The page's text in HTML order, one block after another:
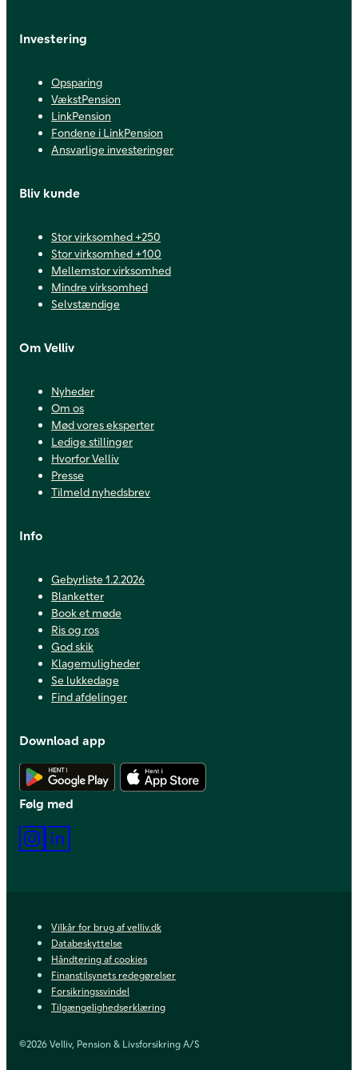
Investering
Opsparing
VækstPension
LinkPension
Fondene i LinkPension
Ansvarlige investeringer
Bliv kunde
Stor virksomhed +250
Stor virksomhed +100
Mellemstor virksomhed
Mindre virksomhed
Selvstændige
Om Velliv
Nyheder
Om os
Mød vores eksperter
Ledige stillinger
Hvorfor Velliv
Presse
Tilmeld nyhedsbrev
Info
Gebyrliste 1.2.2026
Blanketter
Book et møde
Ris og ros
God skik
Klagemuligheder
Se lukkedage
Find afdelinger
Download app
Hent Android app
Følg med
Instagram
Vilkår for brug af velliv.dk
Databeskyttelse
Håndtering af cookies
Finanstilsynets redegørelser
Forsikringssvindel
Tilgængelighedserklæring
©2026 Velliv, Pension & Livsforsikring A/S